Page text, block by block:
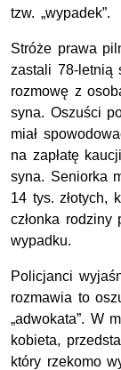
tzw. „wypadek”.
Stróże prawa
zastali 78-letnią
rozmowę z
syna. Oszuści
miał
na zapłatę
syna. Seniorka
14 tys. złotych,
członka rodziny
wypadku.
Policjanci
rozmawia to
„adwokata”. W
kobieta,
który rzekomo